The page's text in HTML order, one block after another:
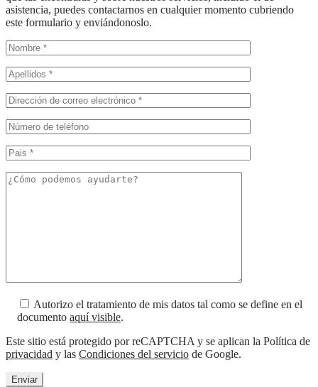
asistencia, puedes contactarnos en cualquier momento cubriendo
este formulario y enviándonoslo.
Autorizo el tratamiento de mis datos tal como se define en el
documento aquí visible.
Este sitio está protegido por reCAPTCHA y se aplican la Política de
privacidad y las Condiciones del servicio de Google.